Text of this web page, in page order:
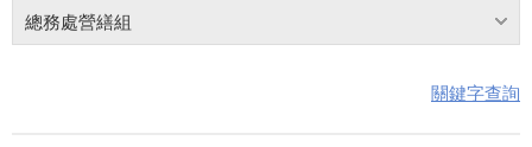
總務處營繕組
關鍵字查詢